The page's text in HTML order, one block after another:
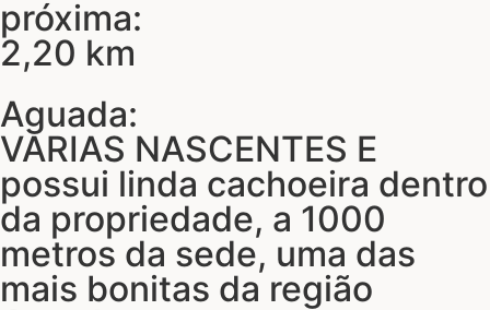
próxima:
2,20 km
Aguada:
VARIAS NASCENTES E
possui linda cachoeira dentro
da propriedade, a 1000
metros da sede, uma das
mais bonitas da região